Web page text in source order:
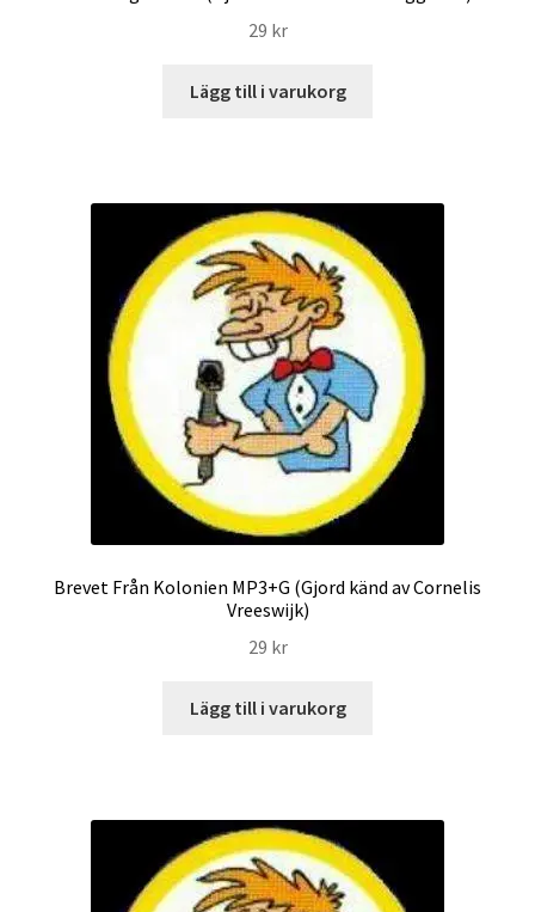
29 kr
Lägg till i varukorg
Brevet Från Kolonien MP3+G (Gjord känd av Cornelis
Vreeswijk)
29 kr
Lägg till i varukorg